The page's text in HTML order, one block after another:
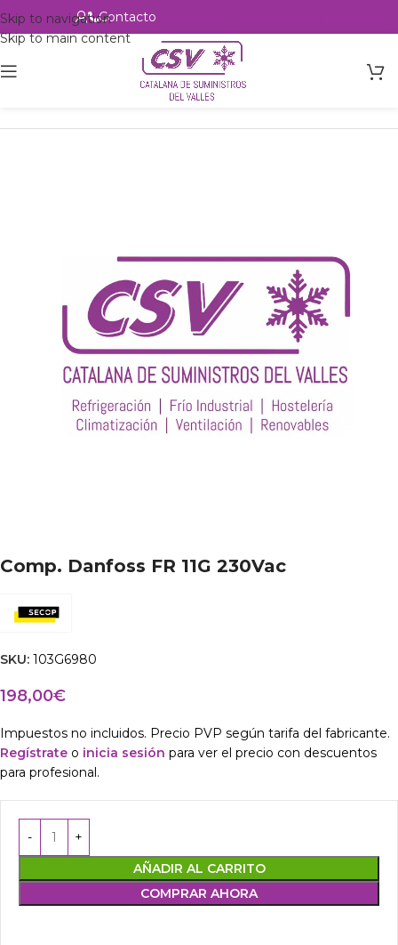
Skip to navigation
Skip to main content
Contacto
csvalles
Comp. Danfoss FR 11G 230Vac
SKU: 103G6980
198,00€
Impuestos no incluidos. Precio PVP según tarifa del fabricante.
Regístrate o inicia sesión para ver el precio con descuentos
para profesional.
AÑADIR AL CARRITO
COMPRAR AHORA